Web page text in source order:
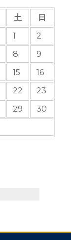
土
日
1
2
8
9
15
16
22
23
29
30